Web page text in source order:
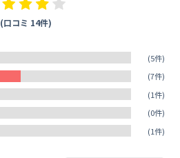
(口コミ 14件)
(5件)
(7件)
(1件)
(0件)
(1件)